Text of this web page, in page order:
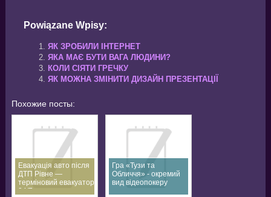
Powiązane Wpisy:
ЯК ЗРОБИЛИ ІНТЕРНЕТ
ЯКА МАЄ БУТИ ВАГА ЛЮДИНИ?
КОЛИ СІЯТИ ГРЕЧКУ
ЯК МОЖНА ЗМІНИТИ ДИЗАЙН ПРЕЗЕНТАЦІЇ
Похожие посты:
Евакуація авто після
ДТП Рівне —
терміновий евакуатор
24/7
Гра «Тузи та
Обличчя» - окремий
вид відеопокеру